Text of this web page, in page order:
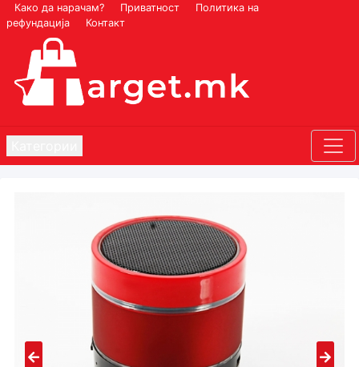
Како да нарачам? Приватност
Политика на
рефундација
Контакт